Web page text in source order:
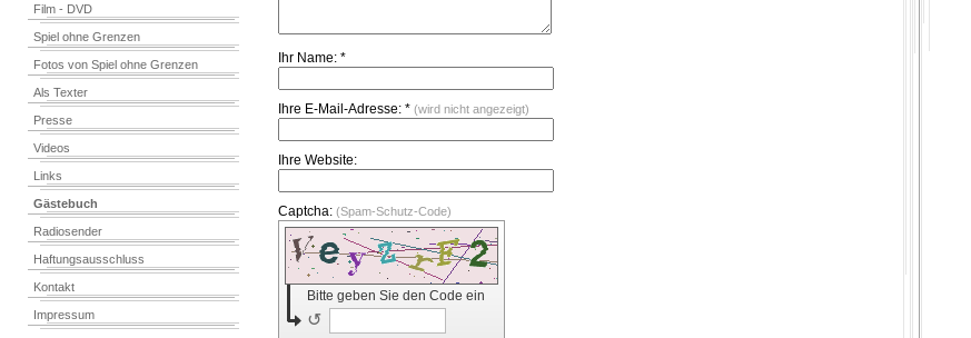
Film - DVD
Spiel ohne Grenzen
Fotos von Spiel ohne Grenzen
Als Texter
Presse
Videos
Links
Gästebuch
Radiosender
Haftungsausschluss
Kontakt
Impressum
Ihr Name: *
Ihre E-Mail-Adresse: * (wird nicht angezeigt)
Ihre Website:
Captcha: (Spam-Schutz-Code)
Bitte geben Sie den Code ein
↺